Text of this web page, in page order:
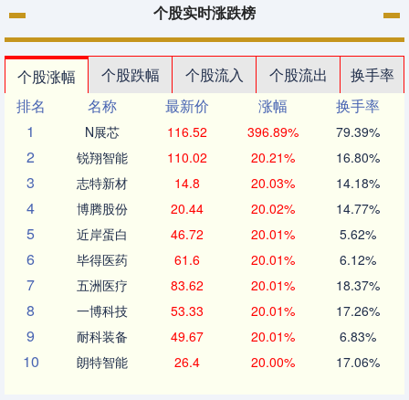
个股实时涨跌榜
个股涨幅 个股跌幅 个股流入 个股流出
换手率
排名
名称 最新价 涨幅
换手率
1
N展芯 116.52 396.89% 79.39%
2 锐翔智能 110.02 20.21% 16.80%
3 志特新材 14.8 20.03% 14.18%
4 博腾股份 20.44 20.02% 14.77%
5 近岸蛋白 46.72 20.01% 5.62%
6 毕得医药 61.6 20.01% 6.12%
7 五洲医疗 83.62 20.01% 18.37%
8 一博科技 53.33 20.01% 17.26%
9 耐科装备 49.67 20.01% 6.83%
10 朗特智能 26.4 20.00% 17.06%